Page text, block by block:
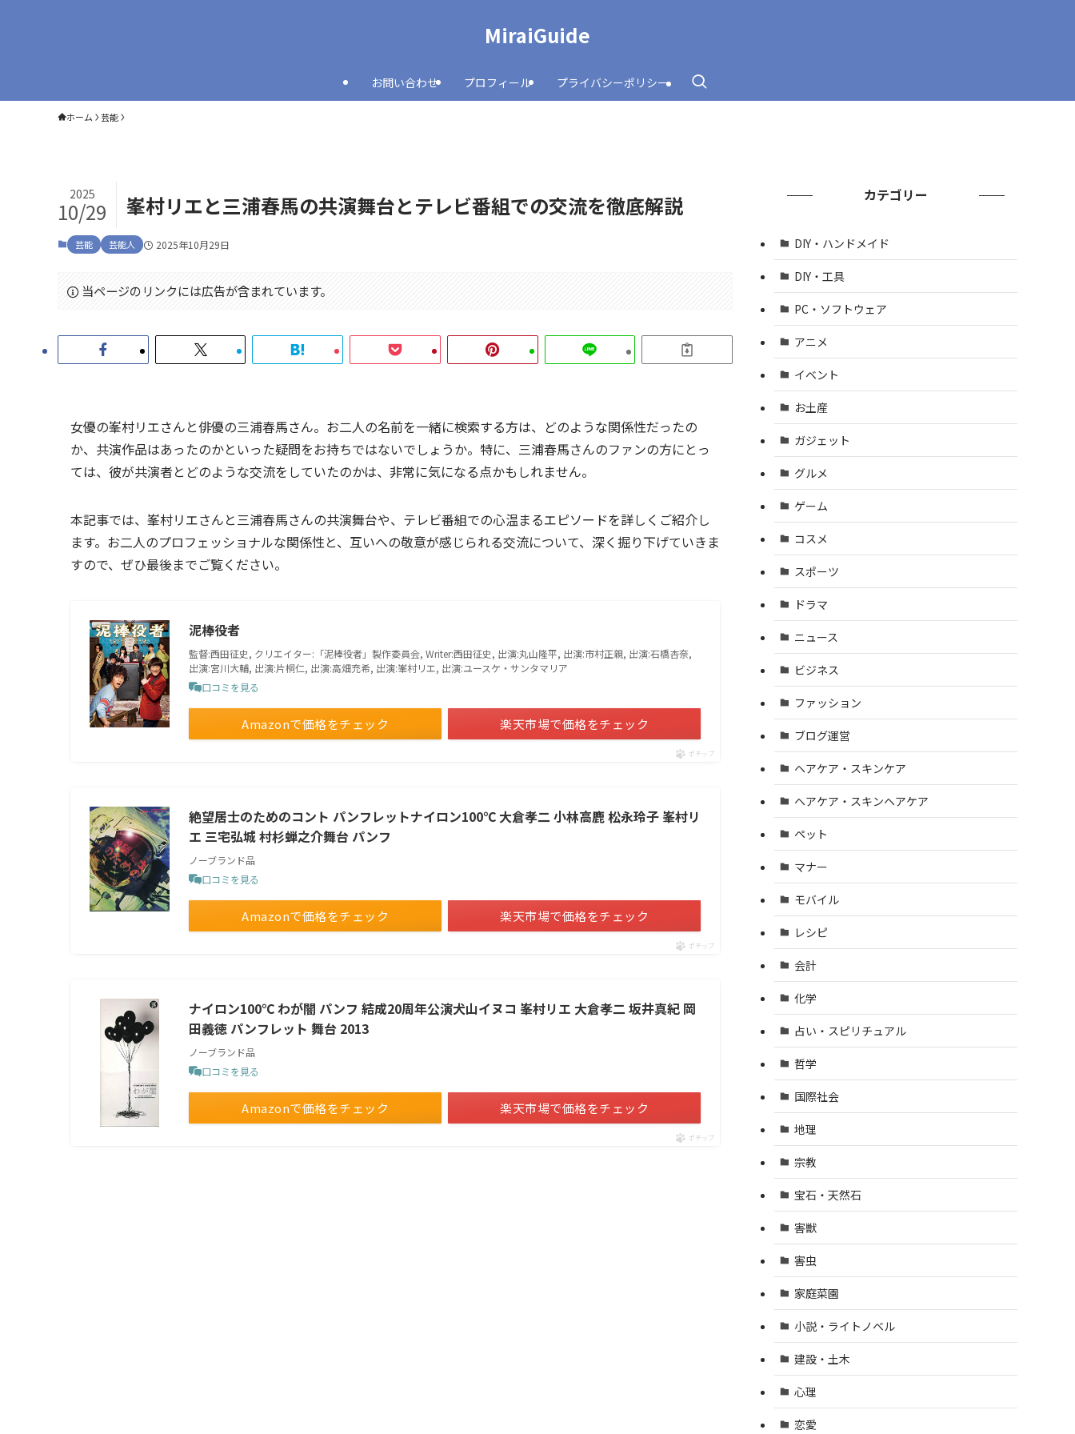
MiraiGuide
お問い合わせ プロフィール プライバシーポリシー
ホーム 芸能
峯村リエと三浦春馬の共演舞台とテレビ番組での交流を徹底解説
2025
10/29
芸能 芸能人 2025年10月29日
当ページのリンクには広告が含まれています。
女優の峯村リエさんと俳優の三浦春馬さん。お二人の名前を一緒に検索する方は、どのような関係性だったの
か、共演作品はあったのかといった疑問をお持ちではないでしょうか。特に、三浦春馬さんのファンの方にとっ
ては、彼が共演者とどのような交流をしていたのかは、非常に気になる点かもしれません。
本記事では、峯村リエさんと三浦春馬さんの共演舞台や、テレビ番組での心温まるエピソードを詳しくご紹介し
ます。お二人のプロフェッショナルな関係性と、互いへの敬意が感じられる交流について、深く掘り下げていきま
すので、ぜひ最後までご覧ください。
泥棒役者
監督:西田征史, クリエイター:「泥棒役者」製作委員会, Writer:西田征史, 出演:丸山隆平, 出演:市村正親, 出演:石橋杏奈,
出演:宮川大輔, 出演:片桐仁, 出演:高畑充希, 出演:峯村リエ, 出演:ユースケ・サンタマリア
口コミを見る
Amazonで価格をチェック 楽天市場で価格をチェック
ポチップ
絶望居士のためのコント パンフレットナイロン100℃ 大倉孝二 小林高鹿 松永玲子 峯村リ
エ 三宅弘城 村杉蝉之介舞台 パンフ
ノーブランド品
口コミを見る
Amazonで価格をチェック 楽天市場で価格をチェック
ポチップ
ナイロン100℃ わが闇 パンフ 結成20周年公演犬山イヌコ 峯村リエ 大倉孝二 坂井真紀 岡
田義徳 パンフレット 舞台 2013
ノーブランド品
口コミを見る
Amazonで価格をチェック 楽天市場で価格をチェック
ポチップ
カテゴリー
DIY・ハンドメイド
DIY・工具
PC・ソフトウェア
アニメ
イベント
お土産
ガジェット
グルメ
ゲーム
コスメ
スポーツ
ドラマ
ニュース
ビジネス
ファッション
ブログ運営
ヘアケア・スキンケア
ヘアケア・スキンヘアケア
ペット
マナー
モバイル
レシピ
会計
化学
占い・スピリチュアル
哲学
国際社会
地理
宗教
宝石・天然石
害獣
害虫
家庭菜園
小説・ライトノベル
建設・土木
心理
恋愛